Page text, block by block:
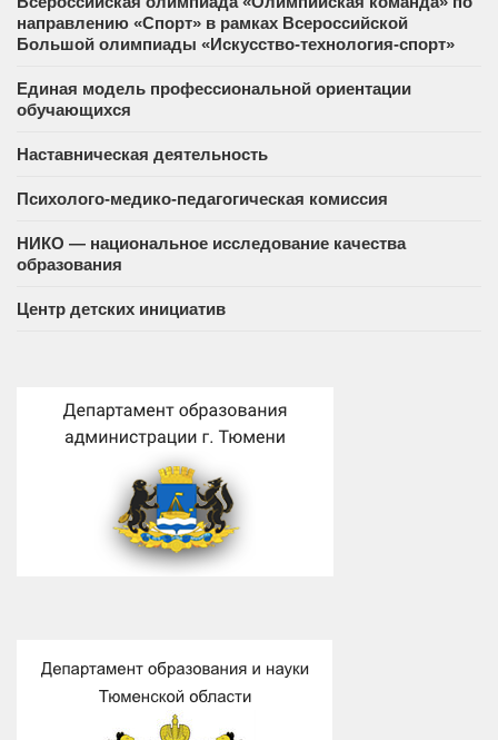
направлению «Спорт» в рамках Всероссийской
Большой олимпиады «Искусство-технология-спорт»
Единая модель профессиональной ориентации
обучающихся
Наставническая деятельность
Психолого-медико-педагогическая комиссия
НИКО — национальное исследование качества
образования
Центр детских инициатив